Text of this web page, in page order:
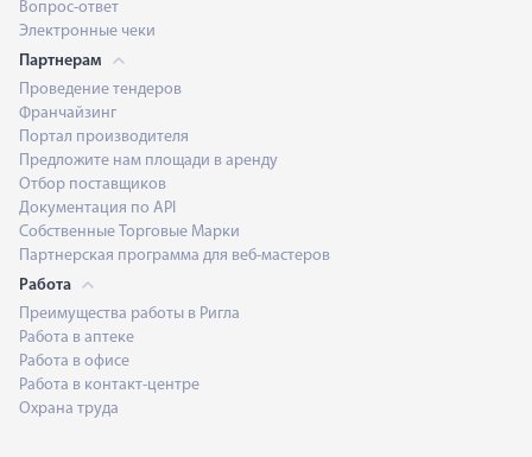
Вопрос-ответ
Электронные чеки
Партнерам
Проведение тендеров
Франчайзинг
Портал производителя
Предложите нам площади в аренду
Отбор поставщиков
Документация по API
Собственные Торговые Марки
Партнерская программа для веб-мастеров
Работа
Преимущества работы в Ригла
Работа в аптеке
Работа в офисе
Работа в контакт-центре
Охрана труда